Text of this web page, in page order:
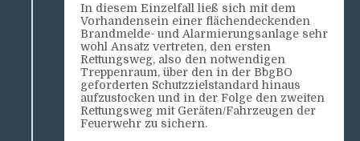
In diesem Einzelfall ließ sich mit dem
Vorhandensein einer flächendeckenden
Brandmelde- und Alarmierungsanlage sehr
wohl Ansatz vertreten, den ersten
Rettungsweg, also den notwendigen
Treppenraum, über den in der BbgBO
geforderten Schutzzielstandard hinaus
aufzustocken und in der Folge den zweiten
Rettungsweg mit Geräten/Fahrzeugen der
Feuerwehr zu sichern.